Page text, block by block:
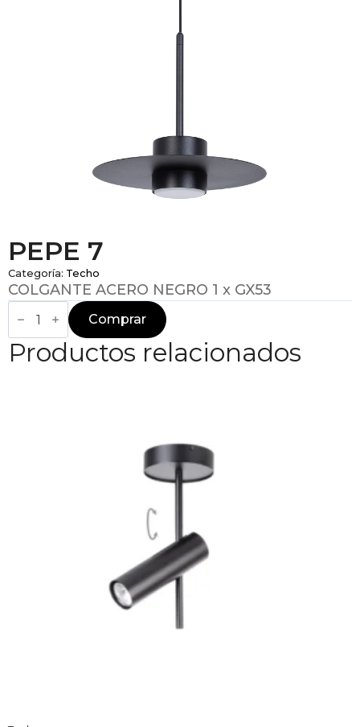
PEPE 7
Categoría: Techo
COLGANTE ACERO NEGRO 1 x GX53
PEPE
Comprar
Productos relacionados